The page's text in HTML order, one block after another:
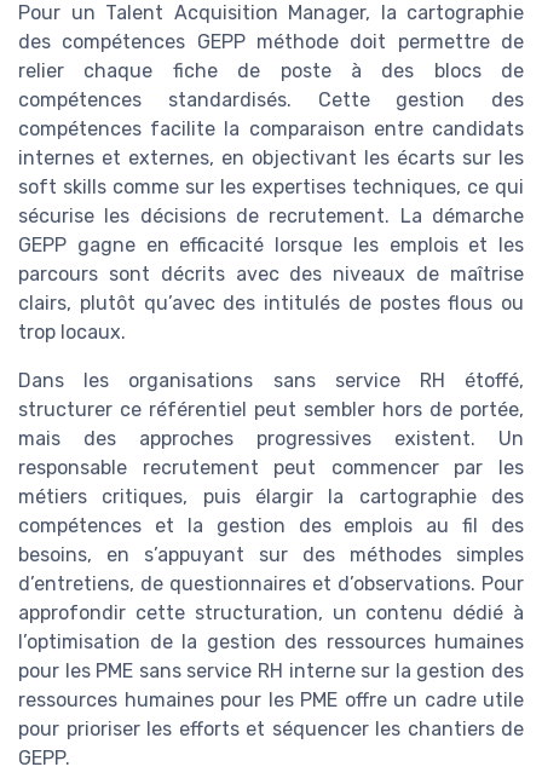
Pour un Talent Acquisition Manager, la cartographie
des compétences GEPP méthode doit permettre de
relier chaque fiche de poste à des blocs de
compétences standardisés. Cette gestion des
compétences facilite la comparaison entre candidats
internes et externes, en objectivant les écarts sur les
soft skills comme sur les expertises techniques, ce qui
sécurise les décisions de recrutement. La démarche
GEPP gagne en efficacité lorsque les emplois et les
parcours sont décrits avec des niveaux de maîtrise
clairs, plutôt qu’avec des intitulés de postes flous ou
trop locaux.
Dans les organisations sans service RH étoffé,
structurer ce référentiel peut sembler hors de portée,
mais des approches progressives existent. Un
responsable recrutement peut commencer par les
métiers critiques, puis élargir la cartographie des
compétences et la gestion des emplois au fil des
besoins, en s’appuyant sur des méthodes simples
d’entretiens, de questionnaires et d’observations. Pour
approfondir cette structuration, un contenu dédié à
l’optimisation de la gestion des ressources humaines
pour les PME sans service RH interne sur la gestion des
ressources humaines pour les PME offre un cadre utile
pour prioriser les efforts et séquencer les chantiers de
GEPP.